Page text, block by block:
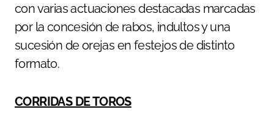
con varias actuaciones destacadas marcadas
por la concesión de rabos, indultos y una
sucesión de orejas en festejos de distinto
formato.
CORRIDAS DE TOROS